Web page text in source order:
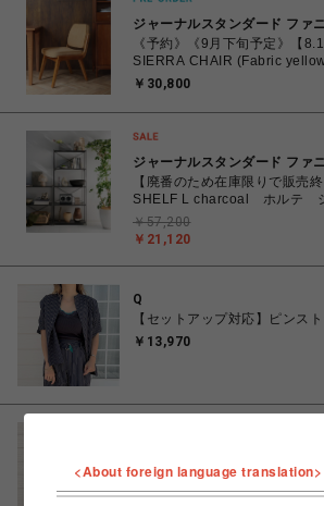
ジャーナルスタンダード ファ
《予約》《9月下旬予定》【
SIERRA CHAIR (Fabric
ロー 704
￥30,800
ジャーナルスタンダード ファ
【廃番のため在庫限りで販売
SHELF L charcoal ホルテ
￥21,120
￥57,200
Q
【セットアップ対応】ピンス
￥13,970
ブロッキングカラーニット
￥10,890
<About foreign language translation>